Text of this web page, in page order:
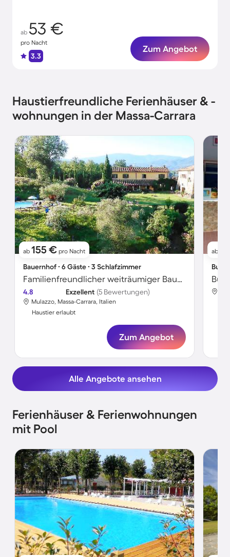
ab 53 €
pro Nacht
3.3
Zum Angebot
Haustierfreundliche Ferienhäuser & -
wohnungen in der Massa-Carrara
ab 155 € pro Nacht
Bauernhof ∙ 6 Gäste ∙ 3 Schlafzimmer
Familienfreundlicher weiträumiger Bauernhof mit Pool und Grill | Hunde erlaubt
4.8 Exzellent (5 Bewertungen)
Mulazzo, Massa-Carrara, Italien
Haustier erlaubt
Zum Angebot
ab
Alle Angebote ansehen
Ferienhäuser & Ferienwohnungen
mit Pool